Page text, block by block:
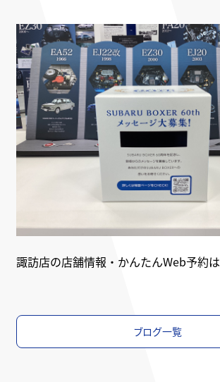
諏訪店の店舗情報・かんたんWeb予約は
ブログ一覧